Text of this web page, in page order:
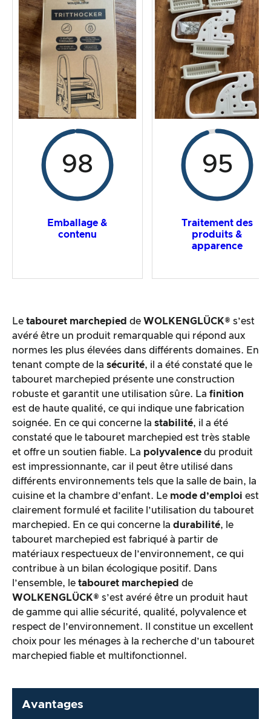
Le test pratique
Rapport qualité/prix
Résultat global
98
Emballage &
contenu
95
Traitement des
produits &
apparence
Le tabouret marchepied de WOLKENGLÜCK® s’est
avéré être un produit remarquable qui répond aux
normes les plus élevées dans différents domaines. En
tenant compte de la sécurité, il a été constaté que le
tabouret marchepied présente une construction
robuste et garantit une utilisation sûre. La finition
est de haute qualité, ce qui indique une fabrication
soignée. En ce qui concerne la stabilité, il a été
constaté que le tabouret marchepied est très stable
et offre un soutien fiable. La polyvalence du produit
est impressionnante, car il peut être utilisé dans
différents environnements tels que la salle de bain, la
cuisine et la chambre d’enfant. Le mode d’emploi est
clairement formulé et facilite l’utilisation du tabouret
marchepied. En ce qui concerne la durabilité, le
tabouret marchepied est fabriqué à partir de
matériaux respectueux de l’environnement, ce qui
contribue à un bilan écologique positif. Dans
l’ensemble, le tabouret marchepied de
WOLKENGLÜCK® s’est avéré être un produit haut
de gamme qui allie sécurité, qualité, polyvalence et
respect de l’environnement. Il constitue un excellent
choix pour les ménages à la recherche d’un tabouret
marchepied fiable et multifonctionnel.
Avantages